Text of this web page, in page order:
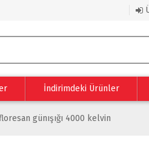
İndirimdeki Ürünler
günışığı 4000 kelvin